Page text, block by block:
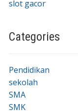
slot gacor
Categories
Pendidikan
sekolah
SMA
SMK